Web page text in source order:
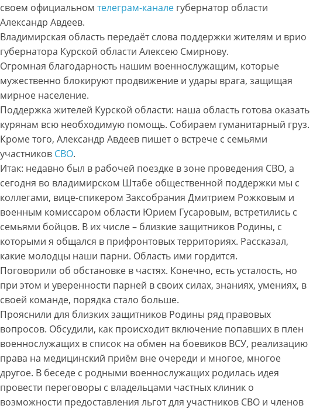
своем официальном телеграм-канале губернатор области
Александр Авдеев.
Владимирская область передаёт слова поддержки жителям и врио
губернатора Курской области Алексею Смирнову.
Огромная благодарность нашим военнослужащим, которые
мужественно блокируют продвижение и удары врага, защищая
мирное население.
Поддержка жителей Курской области: наша область готова оказать
курянам всю необходимую помощь. Собираем гуманитарный груз.
Кроме того, Александр Авдеев пишет о встрече с семьями
участников СВО.
Итак: недавно был в рабочей поездке в зоне проведения СВО, а
сегодня во владимирском Штабе общественной поддержки мы с
коллегами, вице-спикером Заксобрания Дмитрием Рожковым и
военным комиссаром области Юрием Гусаровым, встретились с
семьями бойцов. В их числе – близкие защитников Родины, с
которыми я общался в прифронтовых территориях. Рассказал,
какие молодцы наши парни. Область ими гордится.
Поговорили об обстановке в частях. Конечно, есть усталость, но
при этом и уверенности парней в своих силах, знаниях, умениях, в
своей команде, порядка стало больше.
Прояснили для близких защитников Родины ряд правовых
вопросов. Обсудили, как происходит включение попавших в плен
военнослужащих в список на обмен на боевиков ВСУ, реализацию
права на медицинский приём вне очереди и многое, многое
другое. В беседе с родными военнослужащих родилась идея
провести переговоры с владельцами частных клиник о
возможности предоставления льгот для участников СВО и членов